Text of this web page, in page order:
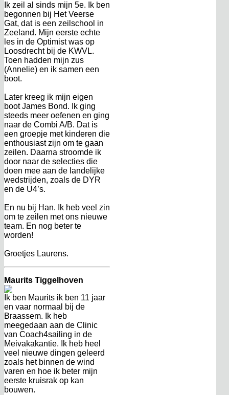
Ik zeil al sinds mijn 5e. Ik ben
begonnen bij Het Veerse
Gat, dat is een zeilschool in
Zeeland. Mijn eerste echte
les in de Optimist was op
Loosdrecht bij de KWVL.
Toen hadden mijn zus
(Annelie) en ik samen een
boot.
Later kreeg ik mijn eigen
boot James Bond. Ik ging
steeds meer oefenen en ging
naar de Combi A/B. Dat is
een groepje met kinderen die
enthousiast zijn om te gaan
zeilen. Daarna stroomde ik
door naar de selecties die
doen mee aan de landelijke
wedstrijden, zoals de DYR
en de U4’s.
En nu bij Han. Ik heb veel zin
om te zeilen met ons nieuwe
team. En nog beter te
worden!
Groetjes Laurens.
Maurits Tiggelhoven
Ik ben Maurits ik ben 11 jaar
en vaar normaal bij de
Braassem. Ik heb
meegedaan aan de Clinic
van Coach4sailing in de
Meivakakantie. Ik heb heel
veel nieuwe dingen geleerd
zoals het binnen de wind
varen en hoe ik beter mijn
eerste kruisrak op kan
bouwen.